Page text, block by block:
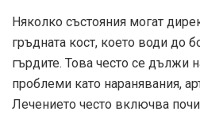
Няколко състояния могат
гръдната кост, което води до
гърдите. Това често се дължи
проблеми като наранявания,
Лечението често включва